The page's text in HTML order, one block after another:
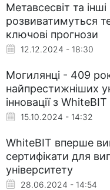
Метавсесвіт та
розвиватимуться
ключові прогнози
12.12.2024 - 18:30
Могилянці - 409
найпрестижніших
інновації з WhiteBIT
15.10.2024 - 14:32
WhiteBIT вперше
сертифікати для
університету
28.06.2024 - 14:54